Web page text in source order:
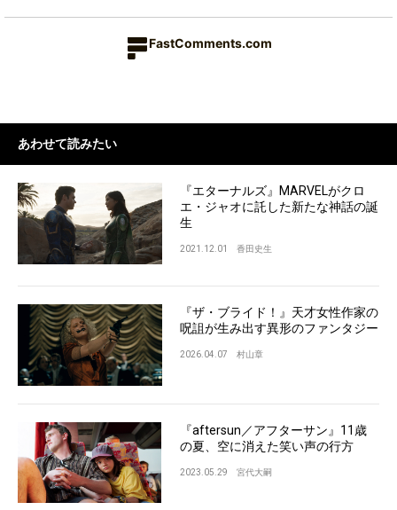
FastComments.com
あわせて読みたい
『エターナルズ』MARVELがクロ
エ・ジャオに託した新たな神話の誕
生
2021.12.01 香田史生
『ザ・ブライド！』天才女性作家の
呪詛が生み出す異形のファンタジー
2026.04.07 村山章
『aftersun／アフターサン』11歳
の夏、空に消えた笑い声の行方
2023.05.29 宮代大嗣